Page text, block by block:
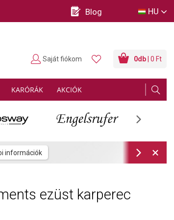
Blog HU
KARÓRÁK AKCIÓK
0db | 0 Ft
Saját fiókom
ezüst karperec